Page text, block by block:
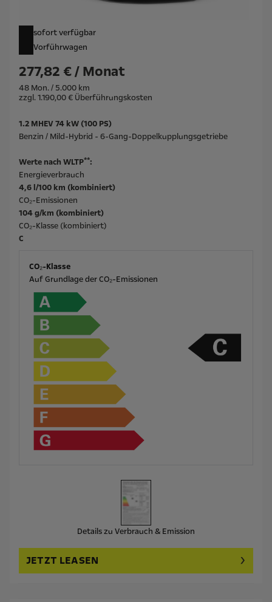
sofort verfügbar
Vorführwagen
277,82 € / Monat
48 Mon. / 5.000 km
zzgl. 1.190,00 € Überführungskosten
1.2 MHEV 74 kW (100 PS)
Benzin / Mild-Hybrid - 6-Gang-Doppelkupplungsgetriebe
Werte nach WLTP**:
Energieverbrauch
4,6 l/100 km (kombiniert)
CO₂-Emissionen
104 g/km (kombiniert)
CO₂-Klasse (kombiniert)
C
CO₂-Klasse
Auf Grundlage der CO₂-Emissionen
Details zu Verbrauch & Emission
JETZT LEASEN